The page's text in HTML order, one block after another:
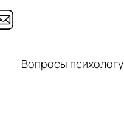
Вопросы психологу